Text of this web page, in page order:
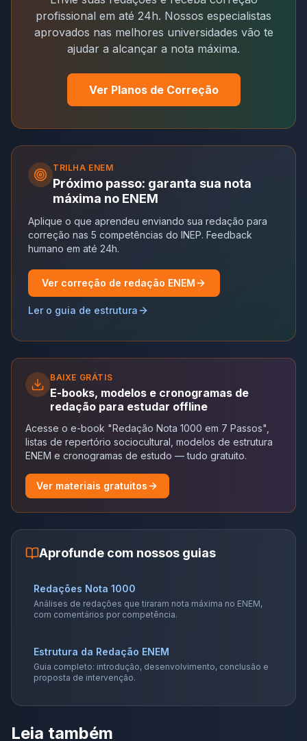
profissional em até 24h. Nossos especialistas
aprovados nas melhores universidades vão te
ajudar a alcançar a nota máxima.
Ver Planos de Correção
TRILHA ENEM
Próximo passo: garanta sua nota
máxima no ENEM
Aplique o que aprendeu enviando sua redação para
correção nas 5 competências do INEP. Feedback
humano em até 24h.
Ver correção de redação ENEM
Ler o guia de estrutura
BAIXE GRÁTIS
E-books, modelos e cronogramas de
redação para estudar offline
Acesse o e-book "Redação Nota 1000 em 7 Passos",
listas de repertório sociocultural, modelos de estrutura
ENEM e cronogramas de estudo — tudo gratuito.
Ver materiais gratuitos
Aprofunde com nossos guias
Redações Nota 1000
Análises de redações que tiraram nota máxima no ENEM,
com comentários por competência.
Estrutura da Redação ENEM
Guia completo: introdução, desenvolvimento, conclusão e
proposta de intervenção.
Leia também